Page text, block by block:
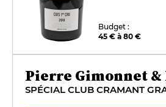
Budget :
45 € à 80 €
Pierre Gimonnet &
SPÉCIAL CLUB CRAMANT